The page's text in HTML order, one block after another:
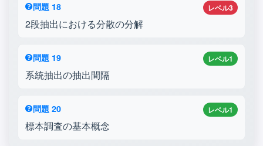
レベル3
問題 18
2段抽出における分散の分解
レベル1
問題 19
系統抽出の抽出間隔
レベル1
問題 20
標本調査の基本概念